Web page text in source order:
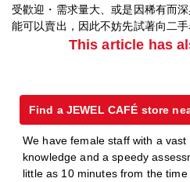
受歡迎・需求量大、或是因稀有而
能可以賣出，因此不妨先試著向二手
This article has
Find a JEWEL CAFÉ store
We have female staff with a
knowledge and a speedy
little as 10 minutes from the